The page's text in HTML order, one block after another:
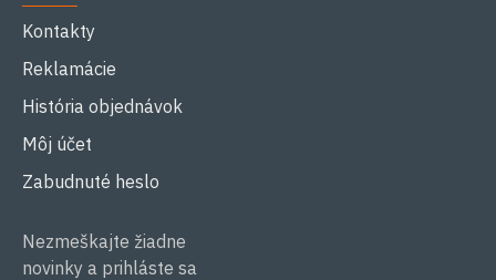
Kontakty
Reklamácie
História objednávok
Môj účet
Zabudnuté heslo
Nezmeškajte žiadne
novinky a prihláste sa